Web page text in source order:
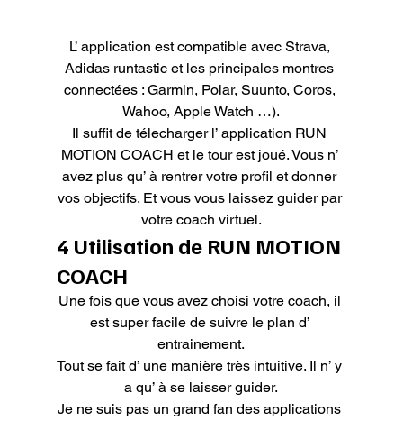
L’ application est compatible avec Strava,
Adidas runtastic et les principales montres
connectées : Garmin, Polar, Suunto, Coros,
Wahoo, Apple Watch …).
Il suffit de télecharger l’ application RUN
MOTION COACH et le tour est joué. Vous n’
avez plus qu’ à rentrer votre profil et donner
vos objectifs. Et vous vous laissez guider par
votre coach virtuel.
4 Utilisation de RUN MOTION
COACH
Une fois que vous avez choisi votre coach, il
est super facile de suivre le plan d’
entrainement.
Tout se fait d’ une manière très intuitive. Il n’ y
a qu’ à se laisser guider.
Je ne suis pas un grand fan des applications